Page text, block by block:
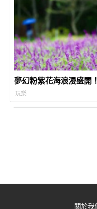
夢幻粉紫花海浪漫盛開
玩樂
關於我